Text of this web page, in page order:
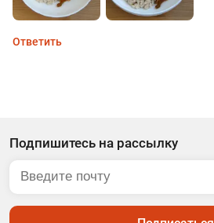
Ответить
Подпишитесь на рассылку